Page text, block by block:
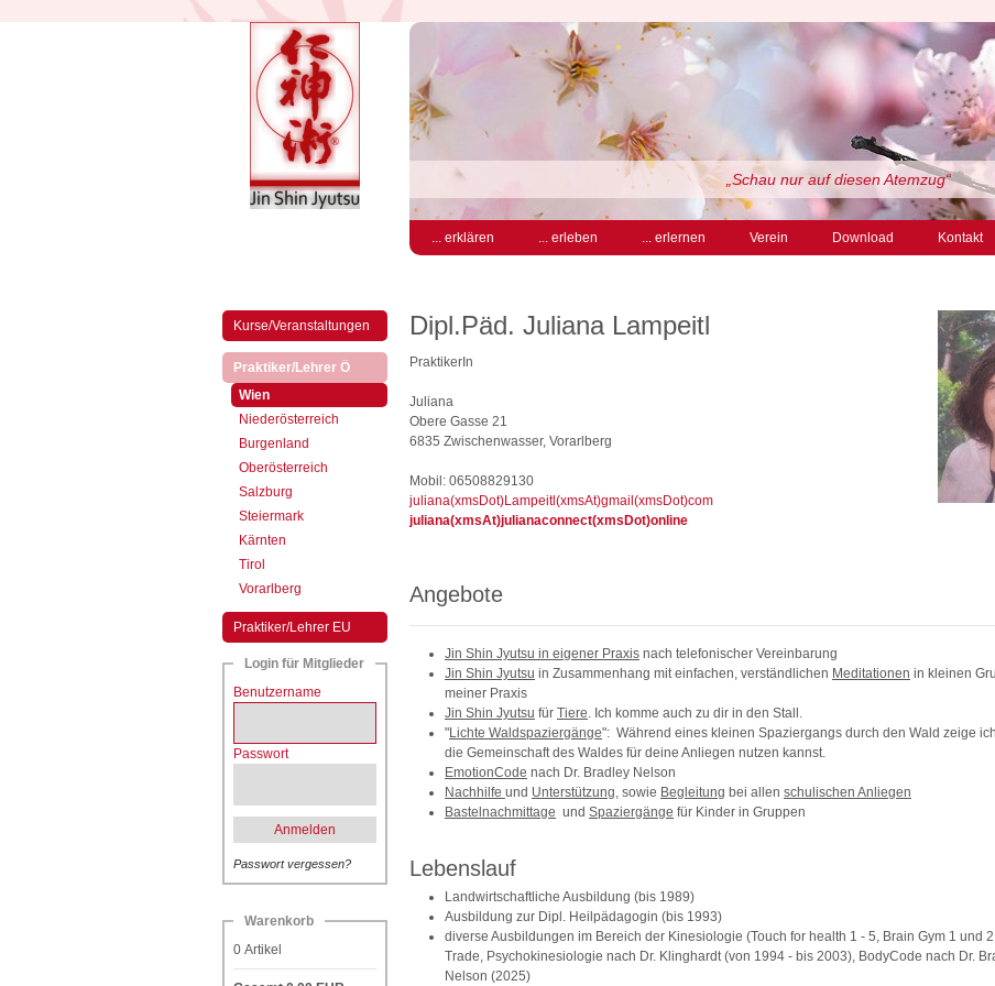
„Schau nur auf diesen Atemzug“
... erklären ... erleben ... erlernen Verein Download Kontakt
Kurse/Veranstaltungen
Praktiker/Lehrer Ö(aktiv)
Wien(aktiv)
Niederösterreich
Burgenland
Oberösterreich
Salzburg
Steiermark
Kärnten
Tirol
Vorarlberg
Praktiker/Lehrer EU
Login für Mitglieder
Benutzername
Passwort
Anmelden
Passwort vergessen?
Warenkorb
0 Artikel
Dipl.Päd. Juliana Lampeitl
PraktikerIn
Juliana
Obere Gasse 21
6835 Zwischenwasser, Vorarlberg
Mobil: 06508829130
juliana(xmsDot)Lampeitl(xmsAt)gmail(xmsDot)com
juliana(xmsAt)julianaconnect(xmsDot)online
Angebote
Jin Shin Jyutsu in eigener Praxis nach telefonischer Vereinbarung
Jin Shin Jyutsu in Zusammenhang mit einfachen, verständlichen Meditationen in kleinen
meiner Praxis
Jin Shin Jyutsu für Tiere. Ich komme auch zu dir in den Stall.
"Lichte Waldspaziergänge": Während eines kleinen Spaziergangs durch den Wald zeige
die Gemeinschaft des Waldes für deine Anliegen nutzen kannst.
EmotionCode nach Dr. Bradley Nelson
Nachhilfe und Unterstützung, sowie Begleitung bei allen schulischen Anliegen
Bastelnachmittage und Spaziergänge für Kinder in Gruppen
Lebenslauf
Landwirtschaftliche Ausbildung (bis 1989)
Ausbildung zur Dipl. Heilpädagogin (bis 1993)
diverse Ausbildungen im Bereich der Kinesiologie (Touch for health 1 - 5, Brain Gym 1 und
Trade, Psychokinesiologie nach Dr. Klinghardt (von 1994 - bis 2003), BodyCode nach Dr.
Nelson (2025)